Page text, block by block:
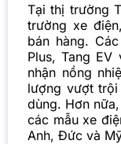
Tại thị trường
trường xe
bán hàng.
Plus, Tang
nhận nồng
lượng vượt
dùng. Hơn
các mẫu xe
Anh, Đức và